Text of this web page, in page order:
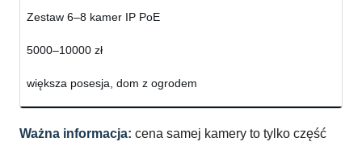
Zestaw 6–8 kamer IP PoE
5000–10000 zł
większa posesja, dom z ogrodem
Ważna informacja: cena samej kamery to tylko część